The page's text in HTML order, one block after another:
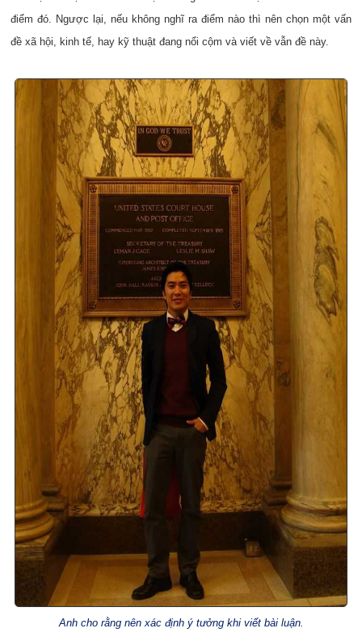
điểm đó. Ngược lại, nếu không nghĩ ra điểm nào thì nên chọn một vấn
đề xã hội, kinh tế, hay kỹ thuật đang nổi cộm và viết về vẫn đề này.
Anh cho rằng nên xác định ý tưởng khi viết bài luận.